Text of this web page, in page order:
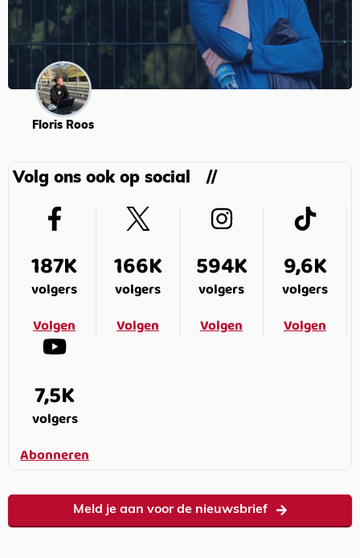
Floris Roos
Volg ons ook op social
187K
volgers
Volgen
166K
volgers
Volgen
594K
volgers
Volgen
9,6K
volgers
Volgen
7,5K
volgers
Abonneren
Meld je aan voor de nieuwsbrief